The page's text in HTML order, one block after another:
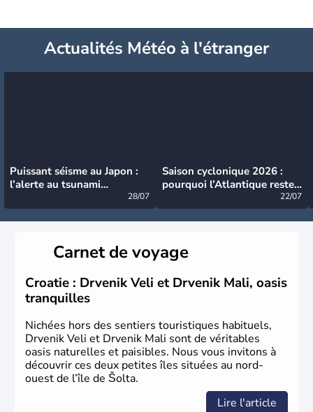
Actualités Météo à l'étranger
Puissant séisme au Japon :
l’alerte au tsunami
28/07
Saison cyclonique 2026 :
pourquoi l’Atlantique reste
22/07
Carnet de voyage
Croatie : Drvenik Veli et Drvenik Mali, oasis
tranquilles
Nichées hors des sentiers touristiques habituels,
Drvenik Veli et Drvenik Mali sont de véritables
oasis naturelles et paisibles. Nous vous invitons à
découvrir ces deux petites îles situées au nord-
ouest de l’île de Šolta.
Lire l'article